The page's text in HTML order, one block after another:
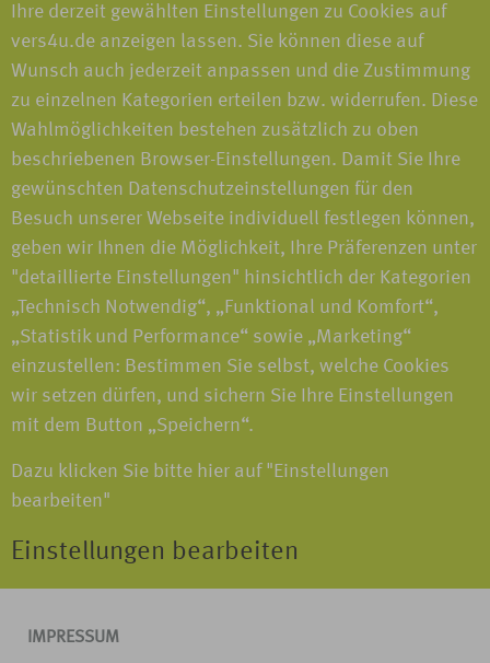
Ihre derzeit gewählten Einstellungen zu Cookies auf
vers4u.de anzeigen lassen. Sie können diese auf
Wunsch auch jederzeit anpassen und die Zustimmung
zu einzelnen Kategorien erteilen bzw. widerrufen. Diese
Wahlmöglichkeiten bestehen zusätzlich zu oben
beschriebenen Browser-Einstellungen. Damit Sie Ihre
gewünschten Datenschutzeinstellungen für den
Besuch unserer Webseite individuell festlegen können,
geben wir Ihnen die Möglichkeit, Ihre Präferenzen unter
"detaillierte Einstellungen" hinsichtlich der Kategorien
„Technisch Notwendig“, „Funktional und Komfort“,
„Statistik und Performance“ sowie „Marketing“
einzustellen: Bestimmen Sie selbst, welche Cookies
wir setzen dürfen, und sichern Sie Ihre Einstellungen
mit dem Button „Speichern“.
Dazu klicken Sie bitte hier auf "Einstellungen
bearbeiten"
Einstellungen bearbeiten
IMPRESSUM